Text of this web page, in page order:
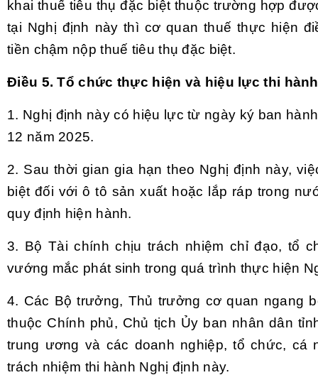
khai thuế tiêu thụ đặc biệt thuộc trường hợp
tại Nghị định này thì cơ quan thuế thực hiện
tiền chậm nộp thuế tiêu thụ đặc biệt.
Điều 5. Tổ chức thực hiện và hiệu lực thi hành
1. Nghị định này có hiệu lực từ ngày ký ban
12 năm 2025.
2. Sau thời gian gia hạn theo Nghị định này,
biệt đối với ô tô sản xuất hoặc lắp ráp trong
quy định hiện hành.
3. Bộ Tài chính chịu trách nhiệm chỉ đạo, tổ
vướng mắc phát sinh trong quá trình thực hiện
4. Các Bộ trưởng, Thủ trưởng cơ quan ngang
thuộc Chính phủ, Chủ tịch Ủy ban nhân dân
trung ương và các doanh nghiệp, tổ chức, cá
trách nhiệm thi hành Nghị định này.